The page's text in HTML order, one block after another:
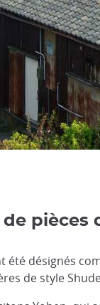
pièces
été désignés
de style